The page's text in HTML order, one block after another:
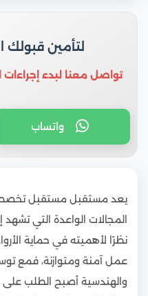
لتأمين
تواصل معنا لبدء إجراءات
واتساب
يعد مستقبل مستقبل تخصص
المجالات الواعدة التي تشهد
نظرًا لأهميته في حماية
عمل آمنة ومتوازنة، فمع
والهندسية أصبح الطلب